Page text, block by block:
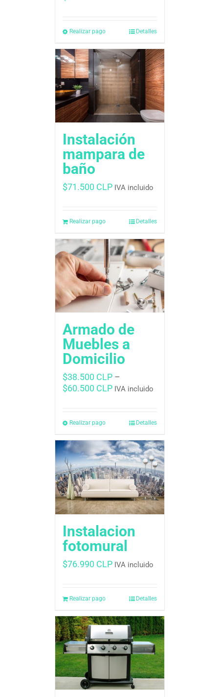
Realizar pago Detalles
Instalación
mampara de
baño
$71.500 CLP IVA incluido
Realizar pago Detalles
Armado de
Muebles a
Domicilio
$38.500 CLP–
$60.500 CLP IVA incluido
Realizar pago Detalles
Instalacion
fotomural
$76.990 CLP IVA incluido
Realizar pago Detalles